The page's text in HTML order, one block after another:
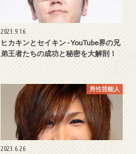
2023.9.16
ヒカキンとセイキン - YouTube界の兄
弟王者たちの成功と秘密を大解剖！
男性芸能人
2023.6.26